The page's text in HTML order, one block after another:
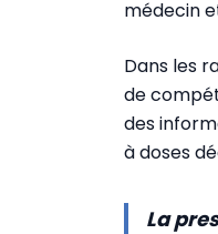
médecin
Dans les
de
des
à doses
La